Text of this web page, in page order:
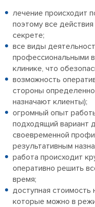
лечение происходит
поэтому все
секрете;
все виды
профессиональными
клинике, что
возможность
стороны
назначают клиенты);
огромный опыт
подходящий вариант
своевременной
результативным
работа происходит
оперативно решить
время;
доступная
которые можно в